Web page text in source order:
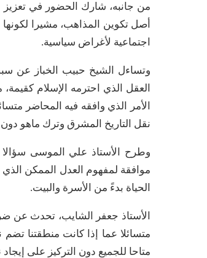
من جانبه، شارك الحضور في تعزيز
أصل تكوين المذاهب، مشيرا
اجتماعية لأغراض سياسية.
وتساءل الشيخ حبيب الخباز عن
العقل الذي احترمه الإسلام
الأمر الذي وافقه فيه المحاضر
نقل التاريخ المشرق وترك ماهو
وطرح الأستاذ علي الموسى سؤالا
موافقة لمفهوم العدل الممكن
الحياة بدءً من الأسرة والبيت.
الأستاذ جعفر الشايب، تحدث عن
متسائلا عما إذا كانت منطقتنا
متاحا للجميع دون التركيز على